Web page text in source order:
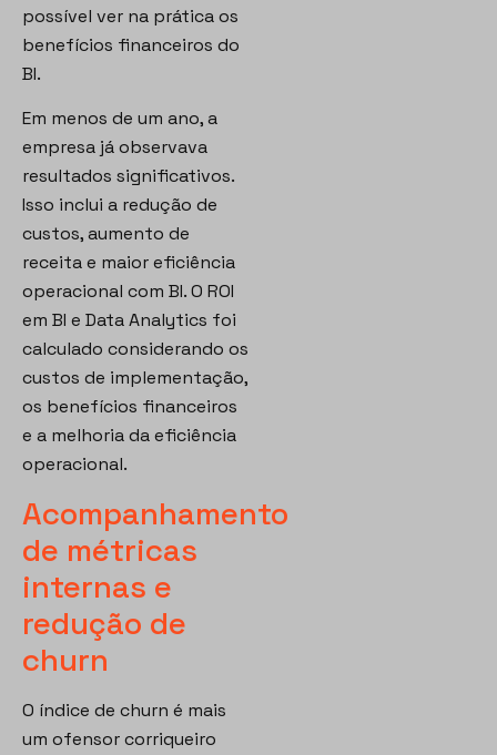
possível ver na prática os
benefícios financeiros do
BI.
Em menos de um ano, a
empresa já observava
resultados significativos.
Isso inclui a redução de
custos, aumento de
receita e maior eficiência
operacional com BI. O ROI
em BI e Data Analytics foi
calculado considerando os
custos de implementação,
os benefícios financeiros
e a melhoria da eficiência
operacional.
Acompanhamento
de métricas
internas e
redução de
churn
O índice de churn é mais
um ofensor corriqueiro